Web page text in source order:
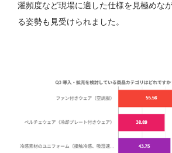
濯頻度など現場に適した仕様を見極めな
る姿勢も見受けられました。